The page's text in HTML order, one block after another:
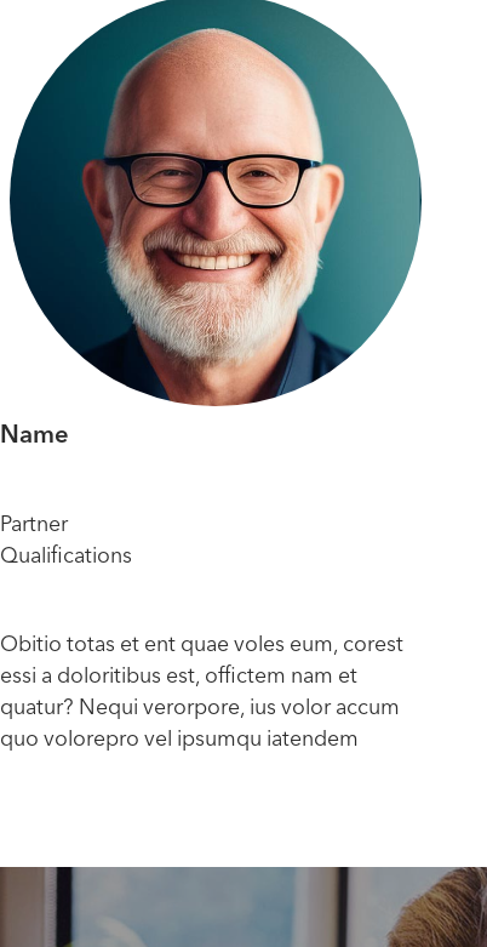
Name
Partner
Qualifications
Obitio totas et ent quae voles eum, corest
essi a doloritibus est, offictem nam et
quatur? Nequi verorpore, ius volor accum
quo volorepro vel ipsumqu iatendem